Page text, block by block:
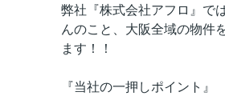
弊社『株式会社アフロ』で
んのこと、大阪全域の物件
ます！！
『当社の一押しポイント』